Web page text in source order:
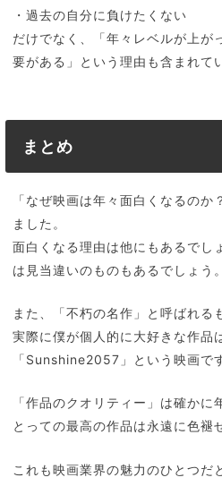
・過去の自分に負けたくない
だけでなく、「年々レベルが上が
要がある」という理由も含まれて
まとめ
「なぜ映画は年々面白くなるの
ました。
面白くなる理由は他にもあるでし
は見当違いのものもあるでしょう。
また、「不朽の名作」と呼ばれる
実際に僕が個人的に大好きな作品
「Sunshine2057」という映画で
「作品のクオリティー」は確か
とっての最高の作品は永遠に色褪
これも映画業界の魅力のひとつだ